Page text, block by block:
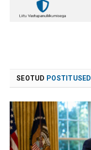
SEOTUD POSTITUSED